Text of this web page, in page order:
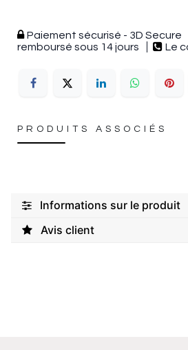
Paiement sécurisé - 3D Secure
remboursé sous 14 jours
Le
PRODUITS ASSOCIÉS
Informations sur le produit
Avis client